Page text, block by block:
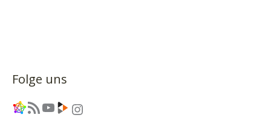
Folge uns
Link RSS-Feed YouTube Link Instagram